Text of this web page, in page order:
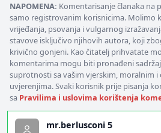
NAPOMENA: Komentarisanje članaka na
samo registrovanim korisnicima. Molimo
vrijeđanja, psovanja i vulgarnog
stavove isključivo njihovih autora, koji
krivično gonjeni. Kao čitatelj prihvatate
komentarima mogu biti pronađeni
suprotnosti sa vašim vjerskim, moralnim i
uvjerenjima. Svaki korisnik prije pisanja
sa Pravilima i uslovima korištenja
mr.berlusconi 5